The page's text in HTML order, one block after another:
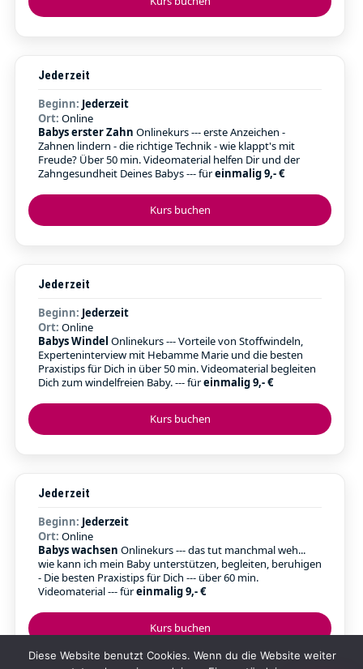
Kurs buchen
Jederzeit
Beginn: Jederzeit
Ort: Online
Babys erster Zahn Onlinekurs --- erste Anzeichen -
Zahnen lindern - die richtige Technik - wie klappt's mit
Freude? Über 50 min. Videomaterial helfen Dir und der
Zahngesundheit Deines Babys --- füreinmalig 9,- €
Kurs buchen
Jederzeit
Beginn: Jederzeit
Ort: Online
Babys Windel Onlinekurs --- Vorteile von Stoffwindeln,
Experteninterview mit Hebamme Marie und die besten
Praxistips für Dich in über 50 min. Videomaterial begleiten
Dich zum windelfreien Baby. --- füreinmalig 9,- €
Kurs buchen
Jederzeit
Beginn: Jederzeit
Ort: Online
Babys wachsen Onlinekurs --- das tut manchmal weh...
wie kann ich mein Baby unterstützen, begleiten, beruhigen
- Die besten Praxistips für Dich --- über 60 min.
Videomaterial --- füreinmalig 9,- €
Diese Website benutzt Cookies. Wenn du die Website weiter